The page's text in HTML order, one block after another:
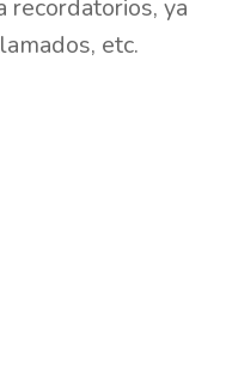
recordatorios, ya
etc.